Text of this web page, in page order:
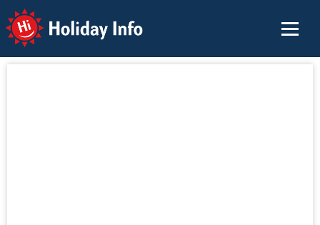
Holiday Info